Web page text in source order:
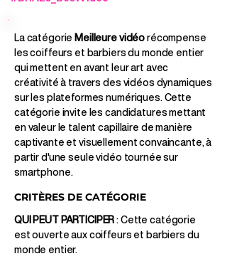
La catégorieMeilleure vidéorécompense
les coiffeurs et barbiers du monde entier
qui mettent en avant leur art avec
créativité à travers des vidéos dynamiques
sur les plateformes numériques. Cette
catégorie invite les candidatures mettant
en valeur le talent capillaire de manière
captivante et visuellement convaincante, à
partir d'une seule vidéo tournée sur
smartphone.
CRITÈRES DE CATÉGORIE
QUI PEUT PARTICIPER: Cette catégorie
est ouverte aux coiffeurs et barbiers du
monde entier.